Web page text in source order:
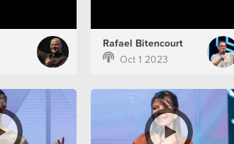
Rafael Bitencourt
Oct 1 2023